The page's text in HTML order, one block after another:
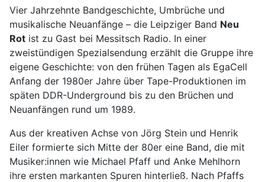
Vier Jahrzehnte Bandgeschichte, Umbrüche und
musikalische Neuanfänge – die Leipziger Band Neu
Rot ist zu Gast bei Messitsch Radio. In einer
zweistündigen Spezialsendung erzählt die Gruppe ihre
eigene Geschichte: von den frühen Tagen als EgaCell
Anfang der 1980er Jahre über Tape-Produktionen im
späten DDR-Underground bis zu den Brüchen und
Neuanfängen rund um 1989.
Aus der kreativen Achse von Jörg Stein und Henrik
Eiler formierte sich Mitte der 80er eine Band, die mit
Musiker:innen wie Michael Pfaff und Anke Mehlhorn
ihre ersten markanten Spuren hinterließ. Nach Pfaffs